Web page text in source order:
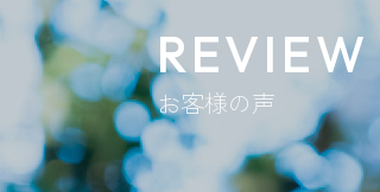
REVIEW
お客様の声